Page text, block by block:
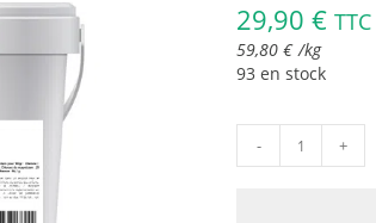
29,90€ TTC
59,80€ /kg
93 en stock
- +